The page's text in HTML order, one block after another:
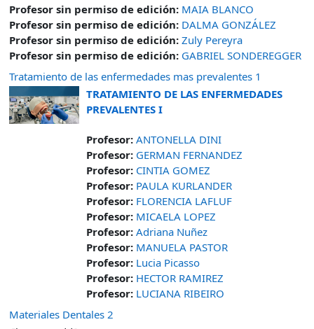
Profesor sin permiso de edición: MAIA BLANCO
Profesor sin permiso de edición: DALMA GONZÁLEZ
Profesor sin permiso de edición: Zuly Pereyra
Profesor sin permiso de edición: GABRIEL SONDEREGGER
Tratamiento de las enfermedades mas prevalentes 1
TRATAMIENTO DE LAS ENFERMEDADES
PREVALENTES I
Profesor: ANTONELLA DINI
Profesor: GERMAN FERNANDEZ
Profesor: CINTIA GOMEZ
Profesor: PAULA KURLANDER
Profesor: FLORENCIA LAFLUF
Profesor: MICAELA LOPEZ
Profesor: Adriana Nuñez
Profesor: MANUELA PASTOR
Profesor: Lucia Picasso
Profesor: HECTOR RAMIREZ
Profesor: LUCIANA RIBEIRO
Materiales Dentales 2